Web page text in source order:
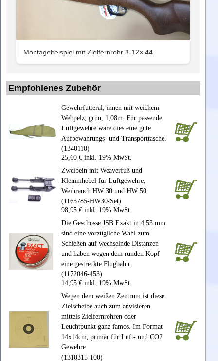
Montagebeispiel mit Zielfernrohr 3-12× 44.
Empfohlenes Zubehör
Gewehrfutteral, innen mit weichem
Webpelz, grün, 1,08m. Für passende
Luftgewehre wäre dies eine gute
Aufbewahrungs- und Transporttasche.
(1340110)
25,60 € inkl. 19% MwSt.
Zweibein mit Weaverfuß und
Klemmhebel für Luftgewehre,
Weihrauch HW 30 und HW 50
(1165785-HW30-Set)
98,95 € inkl. 19% MwSt.
Die Geschosse JSB Exakt in 4,53 mm
sind eine vorzügliche Wahl zum
Schießen auf wechselnde Distanzen
und haben wegen dem runden Kopf
eine gestreckte Flugbahn.
(1172046-453)
14,95 € inkl. 19% MwSt.
Wegen dem weißen Zentrum ist diese
Zielscheibe auch zum anvisieren
mittels Zielfernrohren oder
Leuchtpunkt ganz famos. Im Format
14x14cm, primär für Luft- und CO2
Gewehre
(1310315-100)